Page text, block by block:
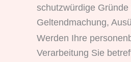
schutzwürdige
Geltendmachung,
Werden Ihre
Verarbeitung Sie